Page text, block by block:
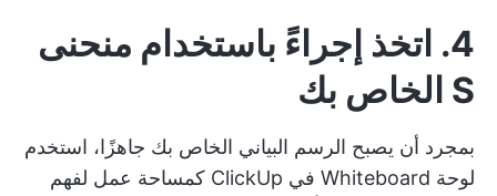
4. اتخذ إجراءً باستخدام منحنى
S الخاص بك
بمجرد أن يصبح الرسم البياني الخاص بك جاهزًا، استخدم
لوحة Whiteboard في ClickUp كمساحة عمل لفهم